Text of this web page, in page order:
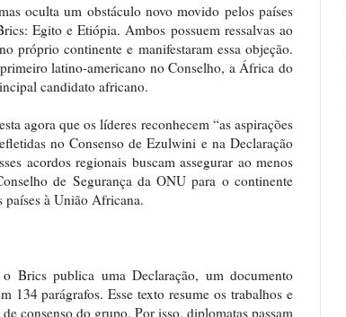
oculta um obstáculo novo movido pelos países
Egito e Etiópia. Ambos possuem ressalvas ao
próprio continente e manifestaram essa objeção.
latino-americano no Conselho, a África do
candidato africano.
agora que os líderes reconhecem “as aspirações
no Consenso de Ezulwini e na Declaração
acordos regionais buscam assegurar ao menos
de Segurança da ONU para o continente
países à União Africana.
Brics publica uma Declaração, um documento
134 parágrafos. Esse texto resume os trabalhos e
consenso do grupo. Por isso, diplomatas passam